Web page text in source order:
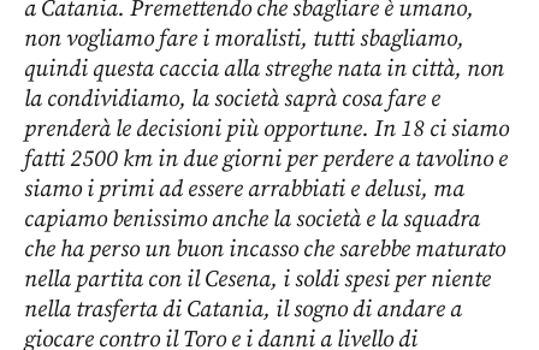
a Catania. Premettendo che sbagliare è umano,
non vogliamo fare i moralisti, tutti sbagliamo,
quindi questa caccia alla streghe nata in città, non
la condividiamo, la società saprà cosa fare e
prenderà le decisioni più opportune. In 18 ci siamo
fatti 2500 km in due giorni per perdere a tavolino e
siamo i primi ad essere arrabbiati e delusi, ma
capiamo benissimo anche la società e la squadra
che ha perso un buon incasso che sarebbe maturato
nella partita con il Cesena, i soldi spesi per niente
nella trasferta di Catania, il sogno di andare a
giocare contro il Toro e i danni a livello di